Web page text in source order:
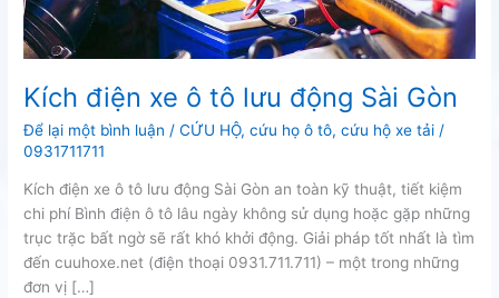
Kích điện xe ô tô lưu động Sài Gòn
Để lại một bình luận /CỨU HỘ,cứu họ ô tô,cứu hộ xe tải /
0931711711
Kích điện xe ô tô lưu động Sài Gòn an toàn kỹ thuật, tiết kiệm
chi phí Bình điện ô tô lâu ngày không sử dụng hoặc gặp những
trục trặc bất ngờ sẽ rất khó khởi động. Giải pháp tốt nhất là tìm
đến cuuhoxe.net (điện thoại 0931.711.711) – một trong những
đơn vị […]